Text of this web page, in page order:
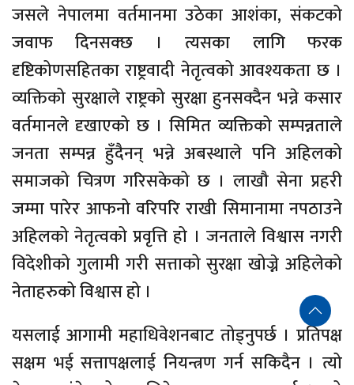
जसले नेपालमा वर्तमानमा उठेका आशंका, संकटको
जवाफ दिनसक्छ । त्यसका लागि फरक
दृष्टिकोणसहितका राष्ट्रवादी नेतृत्वको आवश्यकता छ ।
व्यक्तिको सुरक्षाले राष्ट्रको सुरक्षा हुनसक्दैन भन्ने कसार
वर्तमानले दृखाएको छ । सिमित व्यक्तिको सम्पन्नताले
जनता सम्पन्न हुँदैनन् भन्ने अबस्थाले पनि अहिलको
समाजको चित्रण गरिसकेको छ । लाखौ सेना प्रहरी
जम्मा पारेर आफनो वरिपरि राखी सिमानामा नपठाउने
अहिलको नेतृत्वको प्रवृत्ति हो । जनताले विश्वास नगरी
विदेशीको गुलामी गरी सत्ताको सुरक्षा खोज्ने अहिलेको
नेताहरुको विश्वास हो ।
यसलाई आगामी महाधिवेशनबाट तोड्नुपर्छ । प्रतिपक्ष
सक्षम भई सत्तापक्षलाई नियन्त्रण गर्न सकिदैन । त्यो